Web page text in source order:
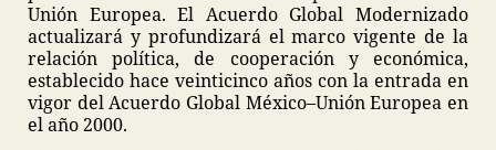
Unión Europea. El Acuerdo Global Modernizado
actualizará y profundizará el marco vigente de la
relación política, de cooperación y económica,
establecido hace veinticinco años con la entrada en
vigor del Acuerdo Global México–Unión Europea en
el año 2000.